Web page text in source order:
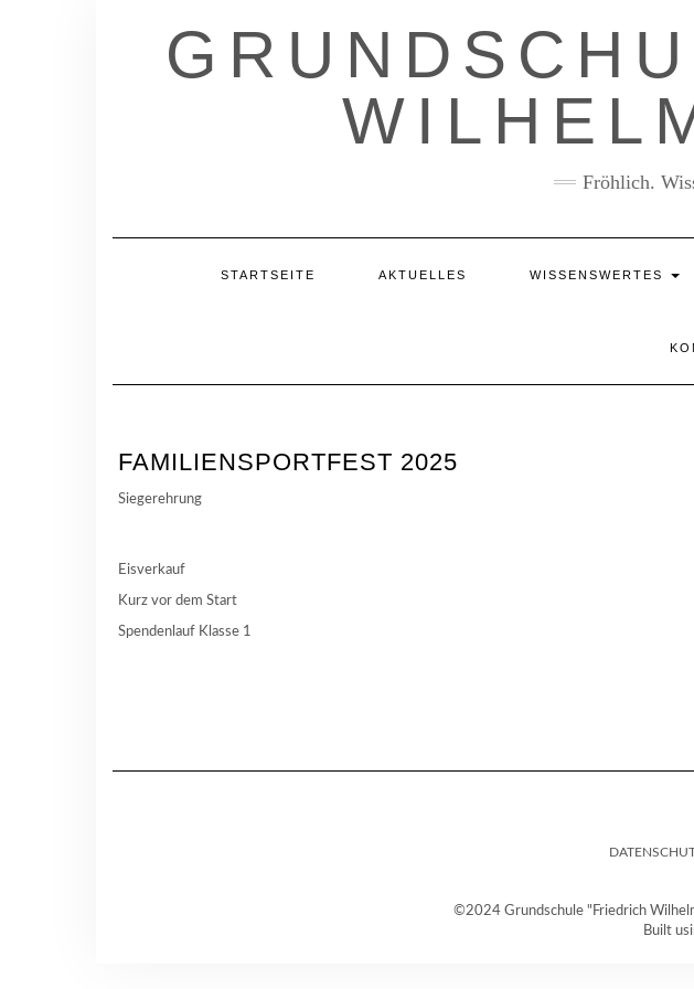
Fröhlich.
STARTSEITE AKTUELLES WISSENSWERTES
FAMILIENSPORTFEST 2025
Siegerehrung
Eisverkauf
Kurz vor dem Start
Spendenlauf Klasse 1
©2024 Grundschule "Friedrich
Built